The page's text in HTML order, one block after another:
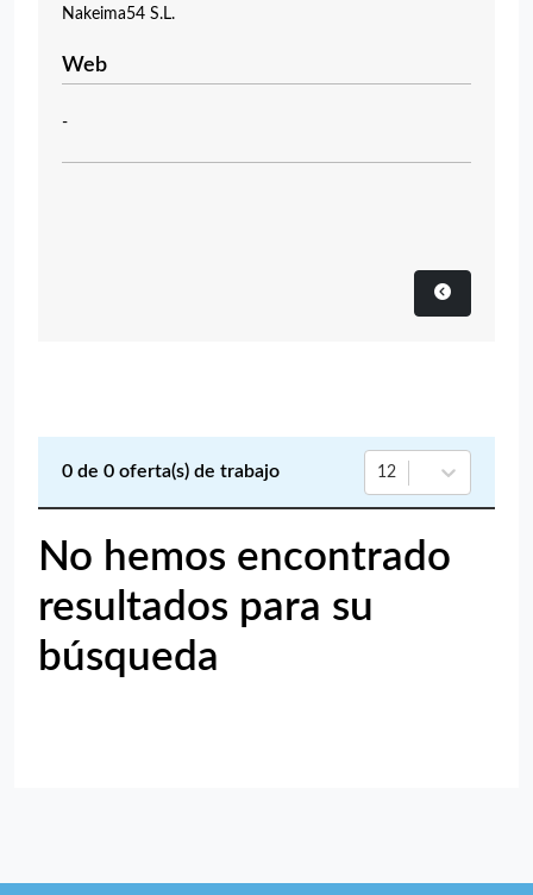
Nakeima54 S.L.
Web
-
0 de 0 oferta(s) de trabajo 12
No hemos encontrado
resultados para su
búsqueda